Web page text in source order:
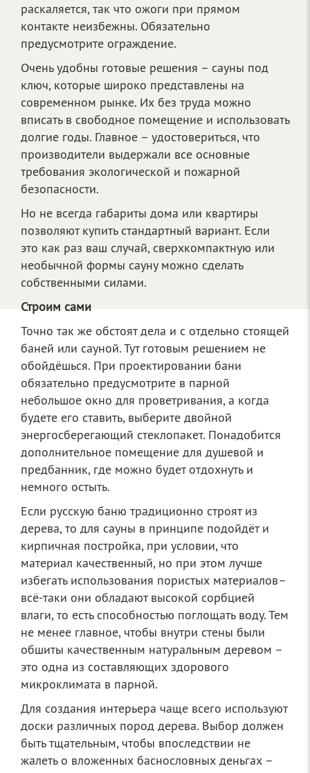
раскаляется, так что ожоги при прямом
контакте неизбежны. Обязательно
предусмотрите ограждение.
Очень удобны готовые решения – сауны под
ключ, которые широко представлены на
современном рынке. Их без труда можно
вписать в свободное помещение и использовать
долгие годы. Главное – удостовериться, что
производители выдержали все основные
требования экологической и пожарной
безопасности.
Но не всегда габариты дома или квартиры
позволяют купить стандартный вариант. Если
это как раз ваш случай, сверхкомпактную или
необычной формы сауну можно сделать
собственными силами.
Строим сами
Точно так же обстоят дела и с отдельно стоящей
баней или сауной. Тут готовым решением не
обойдёшься. При проектировании бани
обязательно предусмотрите в парной
небольшое окно для проветривания, а когда
будете его ставить, выберите двойной
энергосберегающий стеклопакет. Понадобится
дополнительное помещение для душевой и
предбанник, где можно будет отдохнуть и
немного остыть.
Если русскую баню традиционно строят из
дерева, то для сауны в принципе подойдёт и
кирпичная постройка, при условии, что
материал качественный, но при этом лучше
избегать использования пористых материалов–
всё-таки они обладают высокой сорбцией
влаги, то есть способностью поглощать воду. Тем
не менее главное, чтобы внутри стены были
обшиты качественным натуральным деревом –
это одна из составляющих здорового
микроклимата в парной.
Для создания интерьера чаще всего используют
доски различных пород дерева. Выбор должен
быть тщательным, чтобы впоследствии не
жалеть о вложенных баснословных деньгах –